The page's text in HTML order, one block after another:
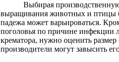
Выбирая производственную
выращивания животных и птицы
падежа может варьироваться.
поголовья по причине инфекции
крематора, нужно оценить
производители могут завысить